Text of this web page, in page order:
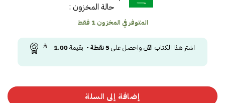
حالة المخزون :
المتوفر في المخزون 1 فقط
اشتر هذا الكتاب الآن واحصل على 5نقطة- بقيمة1.00
إضافة إلى السلة